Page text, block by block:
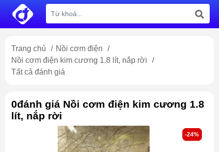
Trang chủ / Nồi cơm điện
/
Nồi cơm điện kim cương 1.8 lít, nắp rời
/
Tất cả đánh giá
0đánh giá Nồi cơm điện kim cương 1.8
lít, nắp rời
-24%
-24%